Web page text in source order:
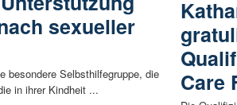
sexueller
besondere Selbsthilfegruppe, die
in ihrer Kindheit ...
Care